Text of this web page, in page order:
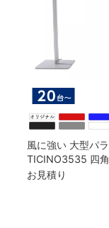
風に強い 大型パ
TICINO3535 四
土台（220kg）セ
お見積り